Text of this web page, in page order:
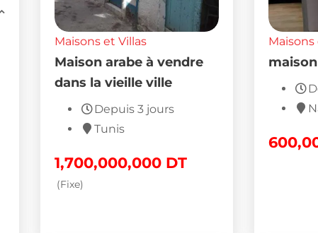
Maisons et Villas
Maison arabe à vendre
dans la vieille ville
Depuis 3 jours
Tunis
1,700,000,000 DT
(Fixe)
Maisons